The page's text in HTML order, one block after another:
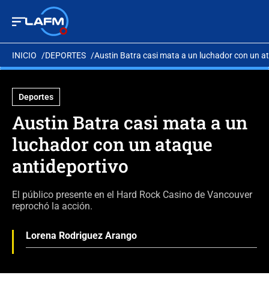
INICIO DEPORTES Austin Batra casi mata a un luchador con un
Deportes
Austin Batra casi mata a un
luchador con un ataque
antideportivo
El público presente en el Hard Rock Casino de Vancouver
reprochó la acción.
Lorena Rodriguez Arango